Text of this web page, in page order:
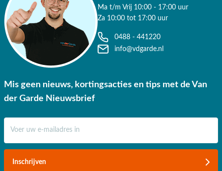
Ma t/m Vrij 10:00 - 17:00 uur
Za 10:00 tot 17:00 uur
0488 - 441220
info@vdgarde.nl
Mis geen nieuws, kortingsacties en tips met de Van
der Garde Nieuwsbrief
Inschrijven